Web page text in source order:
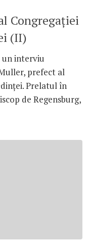
Congregaţiei
(II)
un interviu
prefect al
Prelatul în
de Regensburg,